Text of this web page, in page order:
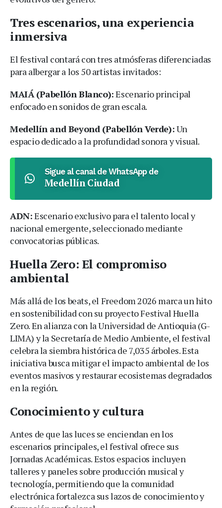
Tres escenarios, una experiencia
inmersiva
El festival contará con tres atmósferas diferenciadas
para albergar a los 50 artistas invitados:
MAIÁ (Pabellón Blanco):Escenario principal
enfocado en sonidos de gran escala.
Medellín and Beyond (Pabellón Verde):Un
espacio dedicado a la profundidad sonora y visual.
Sigue al canal de WhatsApp de
Medellín Ciudad
ADN:Escenario exclusivo para el talento local y
nacional emergente, seleccionado mediante
convocatorias públicas.
Huella Zero: El compromiso
ambiental
Más allá de los beats, el Freedom 2026 marca un hito
en sostenibilidad con su proyecto Festival Huella
Zero. En alianza con la Universidad de Antioquia (G-
LIMA) y la Secretaría de Medio Ambiente, el festival
celebra la siembra histórica de 7,035 árboles. Esta
iniciativa busca mitigar el impacto ambiental de los
eventos masivos y restaurar ecosistemas degradados
en la región.
Conocimiento y cultura
Antes de que las luces se enciendan en los
escenarios principales, el festival ofrece sus
Jornadas Académicas. Estos espacios incluyen
talleres y paneles sobre producción musical y
tecnología, permitiendo que la comunidad
electrónica fortalezca sus lazos de conocimiento y